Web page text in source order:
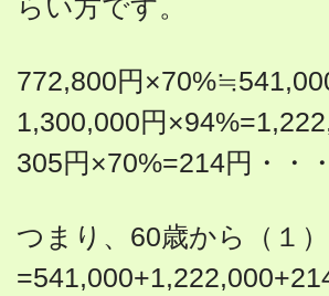
らい方です。
772,800円
1,300,000円
305円×70%=214円・・
つまり、60歳から（１